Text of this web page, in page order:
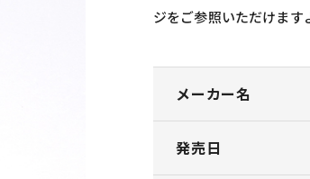
ジをご参照いただけます
メーカー名
発売日